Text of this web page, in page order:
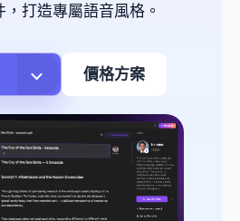
，打造專屬語音風格。
價格方案